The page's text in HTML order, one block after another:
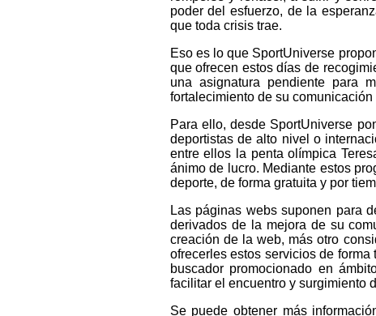
poder del esfuerzo, de la
que toda crisis trae.
Eso es lo que SportUniverse
que ofrecen estos días de
una asignatura pendiente para
fortalecimiento de su comunicación
Para ello, desde SportUniverse
deportistas de alto nivel o
entre ellos la penta olímpica
ánimo de lucro. Mediante estos
deporte, de forma gratuita y por
Las páginas webs suponen para
derivados de la mejora de su
creación de la web, más otro
ofrecerles estos servicios de
buscador promocionado en
facilitar el encuentro y surgimiento
Se puede obtener más